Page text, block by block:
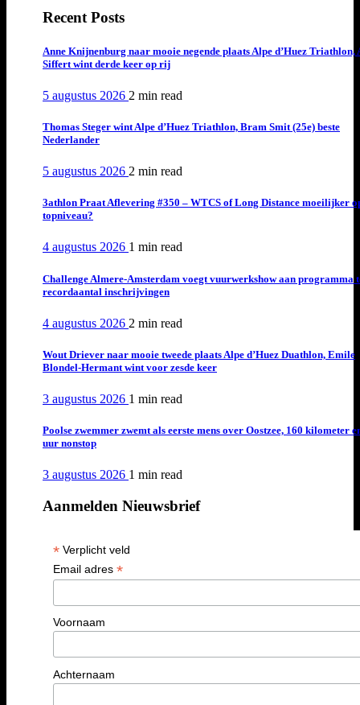
Recent Posts
Anne Knijnenburg naar mooie negende plaats Alpe d’Huez Triathlon,
Siffert wint derde keer op rij
5 augustus 2026 2 min read
Thomas Steger wint Alpe d’Huez Triathlon, Bram Smit (25e) beste
Nederlander
5 augustus 2026 2 min read
3athlon Praat Aflevering #350 – WTCS of Long Distance moeilijker
topniveau?
4 augustus 2026 1 min read
Challenge Almere-Amsterdam voegt vuurwerkshow aan programma
recordaantal inschrijvingen
4 augustus 2026 2 min read
Wout Driever naar mooie tweede plaats Alpe d’Huez Duathlon, Emile
Blondel-Hermant wint voor zesde keer
3 augustus 2026 1 min read
Poolse zwemmer zwemt als eerste mens over Oostzee, 160 kilometer
uur nonstop
3 augustus 2026 1 min read
Aanmelden Nieuwsbrief
*Verplicht veld
Email adres *
Voornaam
Achternaam